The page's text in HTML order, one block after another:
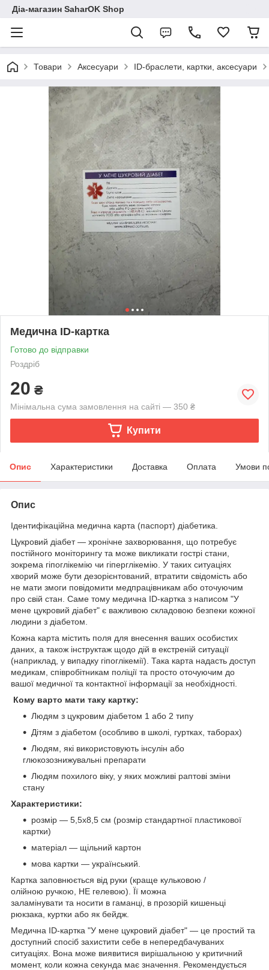
Діа-магазин SaharOK Shop
Товари Аксесуари ID-браслети, картки, аксесуари
Медична ID-картка
Готово до відправки
Роздріб
20 ₴
Мінімальна сума замовлення на сайті — 350 ₴
Купити
Опис Характеристики Доставка Оплата Умови
Опис
Ідентифікаційна медична карта (паспорт) діабетика.
Цукровий діабет — хронічне захворювання, що потребує
постійного моніторингу та може викликати гострі стани,
зокрема гіпоглікемію чи гіперглікемію. У таких ситуаціях
хворий може бути дезорієнтований, втратити свідомість або
не мати змоги повідомити медпрацівникам або оточуючим
про свій стан. Саме тому медична ID-картка з написом "У
мене цукровий діабет" є важливою складовою безпеки кожної
людини з діабетом.
Кожна карта містить поля для внесення ваших особистих
даних, а також інструктаж щодо дій в екстреній ситуації
(наприклад, у випадку гіпоглікемії). Така карта надасть доступ
медикам, співробітникам поліції та просто оточуючим до
вашої медичної та контактної інформації за необхідності.
Кому варто мати таку картку:
Людям з цукровим діабетом 1 або 2 типу
Дітям з діабетом (особливо в школі, гуртках, таборах)
Людям, які використовують інсулін або
глюкозознижувальні препарати
Людям похилого віку, у яких можливі раптові зміни
стану
Характеристики:
розмір — 5,5х8,5 см (розмір стандартної пластикової
картки)
матеріал — щільний картон
мова картки — український.
Картка заповнюється від руки (краще кульковою /
олійною ручкою, НЕ гелевою). Її можна
заламінувати та носити в гаманці, в прозорій кишеньці
рюкзака, куртки або як бейдж.
Медична ID-картка "У мене цукровий діабет" — це простий та
доступний спосіб захистити себе в непередбачуваних
ситуаціях. Вона може виявитися вирішальною у критичний
момент, коли кожна секунда має значення. Рекомендується